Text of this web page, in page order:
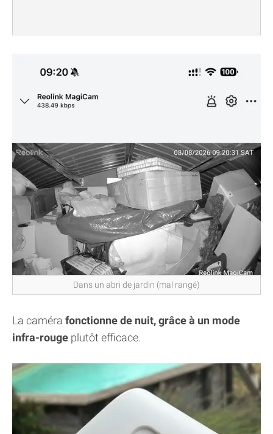
Dans un abri de jardin (mal rangé)
La caméra fonctionne de nuit, grâce à un mode
infra-rouge plutôt efficace.